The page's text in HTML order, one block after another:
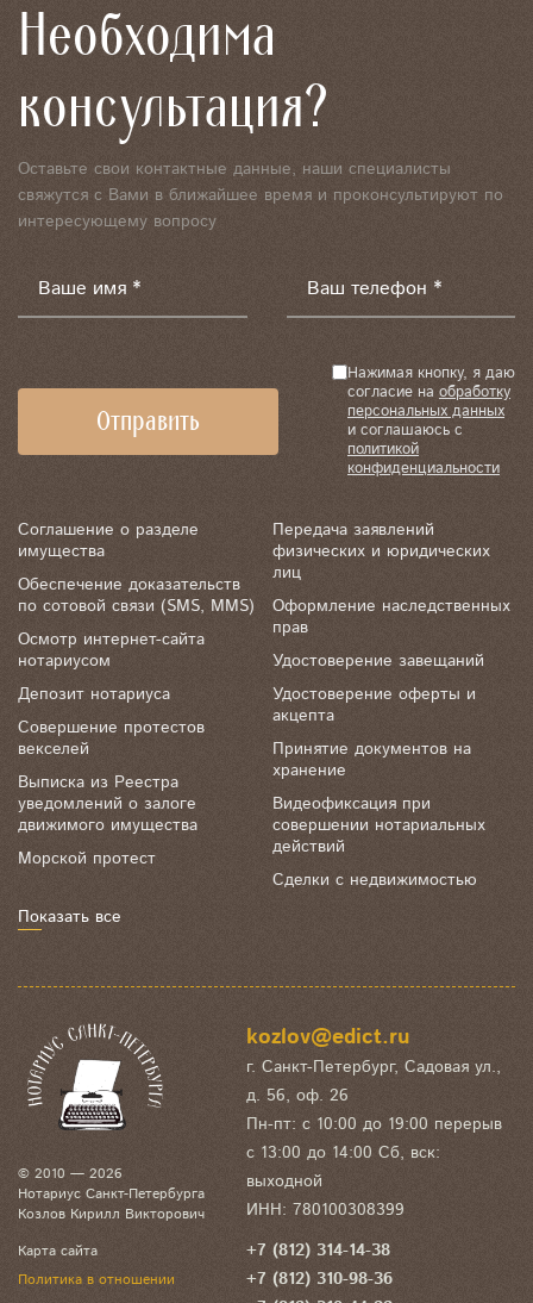
Необходима
консультация?
Оставьте свои контактные данные, наши специалисты
свяжутся с Вами в ближайшее время и проконсультируют по
интересующему вопросу
Ваше имя * Ваш телефон *
Нажимая кнопку, я даю
согласие на обработку
персональных данных
и соглашаюсь с
политикой
конфиденциальности
Соглашение о разделе
имущества
Обеспечение доказательств
по сотовой связи (SMS, MMS)
Осмотр интернет-сайта
нотариусом
Депозит нотариуса
Совершение протестов
векселей
Выписка из Реестра
уведомлений о залоге
движимого имущества
Морской протест
Передача заявлений
физических и юридических
лиц
Оформление наследственных
прав
Удостоверение завещаний
Удостоверение оферты и
акцепта
Принятие документов на
хранение
Видеофиксация при
совершении нотариальных
действий
Сделки с недвижимостью
Показать все
© 2010 — 2026
Нотариус Санкт-Петербурга
Козлов Кирилл Викторович
Карта сайта
Политика в отношении
kozlov@edict.ru
г. Санкт-Петербург, Садовая ул.,
д. 56, оф. 26
Пн-пт: с 10:00 до 19:00 перерыв
с 13:00 до 14:00 Сб, вск:
выходной
ИНН: 780100308399
+7 (812) 314-14-38
+7 (812) 310-98-36